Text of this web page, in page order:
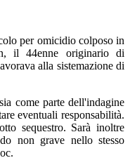
per omicidio colposo in
il 44enne originario di
alla sistemazione di
come parte dell'indagine
eventuali responsabilità.
sequestro. Sarà inoltre
non grave nello stesso